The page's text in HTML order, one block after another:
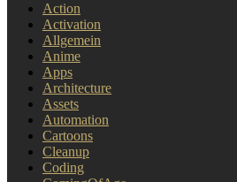
Action
Activation
Allgemein
Anime
Apps
Architecture
Assets
Automation
Cartoons
Cleanup
Coding